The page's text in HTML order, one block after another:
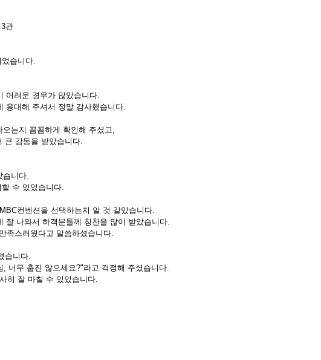
관
습니다.
어려운 경우가 많았습니다.
응대해 주셔서 정말 감사했습니다.
는지 꼼꼼하게 확인해 주셨고,
큰 감동을 받았습니다.
습니다.
수 있었습니다.
컨벤션을 선택하는지 알 것 같았습니다.
잘 나와서 하객분들께 칭찬을 많이 받았습니다.
족스러웠다고 말씀하셨습니다.
습니다.
너무 춥진 않으세요?"라고 걱정해 주셨습니다.
히 잘 마칠 수 있었습니다.